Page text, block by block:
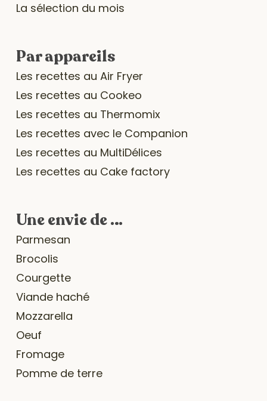
La sélection du mois
Par appareils
Les recettes au Air Fryer
Les recettes au Cookeo
Les recettes au Thermomix
Les recettes avec le Companion
Les recettes au MultiDélices
Les recettes au Cake factory
Une envie de …
Parmesan
Brocolis
Courgette
Viande haché
Mozzarella
Oeuf
Fromage
Pomme de terre